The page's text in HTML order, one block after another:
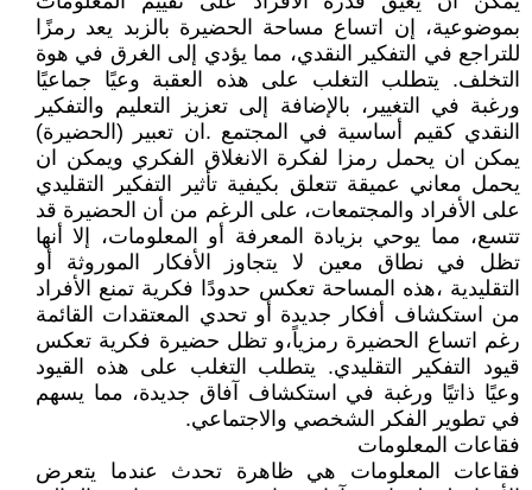
بموضوعية، إن اتساع مساحة الحضيرة بالزبد يعد رمزًا
للتراجع في التفكير النقدي، مما يؤدي إلى الغرق في هوة
التخلف. يتطلب التغلب على هذه العقبة وعيًا جماعيًا
ورغبة في التغيير، بالإضافة إلى تعزيز التعليم والتفكير
النقدي كقيم أساسية في المجتمع .ان تعبير (الحضيرة)
يمكن ان يحمل رمزا لفكرة الانغلاق الفكري ويمكن ان
يحمل معاني عميقة تتعلق بكيفية تأثير التفكير التقليدي
على الأفراد والمجتمعات، على الرغم من أن الحضيرة قد
تتسع، مما يوحي بزيادة المعرفة أو المعلومات، إلا أنها
تظل في نطاق معين لا يتجاوز الأفكار الموروثة أو
التقليدية ،هذه المساحة تعكس حدودًا فكرية تمنع الأفراد
من استكشاف أفكار جديدة أو تحدي المعتقدات القائمة
رغم اتساع الحضيرة رمزياً،و تظل حضيرة فكرية تعكس
قيود التفكير التقليدي. يتطلب التغلب على هذه القيود
وعيًا ذاتيًا ورغبة في استكشاف آفاق جديدة، مما يسهم
في تطوير الفكر الشخصي والاجتماعي.
فقاعات المعلومات
فقاعات المعلومات هي ظاهرة تحدث عندما يتعرض